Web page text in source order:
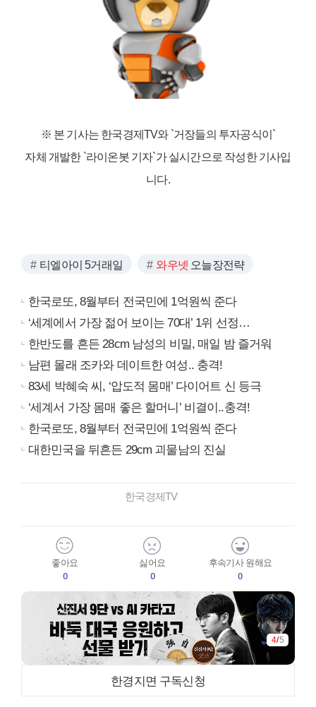
※ 본 기사는 한국경제TV와 `거장들의 투자공식이`
자체 개발한 `라이온봇 기자`가 실시간으로 작성한 기사입
니다.
티엘아이 5거래일 와우넷 오늘장전략
한국로또, 8월부터 전국민에 1억원씩 준다
‘세계에서 가장 젊어 보이는 70대’ 1위 선정…
한반도를 흔든 28cm 남성의 비밀, 매일 밤 즐거워
남편 몰래 조카와 데이트한 여성.. 충격!
83세 박혜숙 씨, ‘압도적 몸매’ 다이어트 신 등극
‘세계서 가장 몸매 좋은 할머니’ 비결이..충격!
한국로또, 8월부터 전국민에 1억원씩 준다
대한민국을 뒤흔든 29cm 괴물남의 진실
한국경제TV
좋아요
0
싫어요
0
후속기사 원해요
0
4/5
한경지면 구독신청